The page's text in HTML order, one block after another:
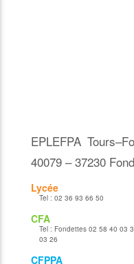
EPLEFPA
40079 – 37230
Lycée
Tel : 02 36 93 66 50
CFA
Tel : Fondettes 02 58 40 03
03 26
CFPPA